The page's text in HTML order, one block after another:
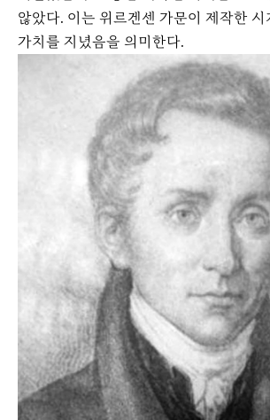
않았다. 이는 위르겐센 가문이 제작한 시
가치를 지녔음을 의미한다.